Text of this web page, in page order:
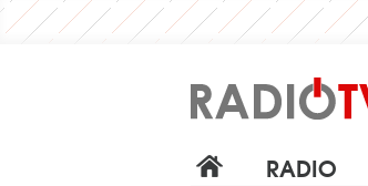
RADIO